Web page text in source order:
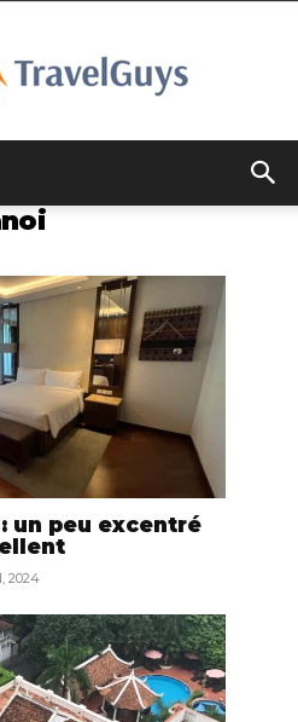
un peu excentré
2024